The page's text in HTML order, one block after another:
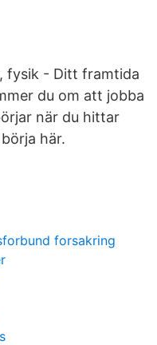
fysik - Ditt framtida
du om att jobba
när du hittar
här.
forsakring